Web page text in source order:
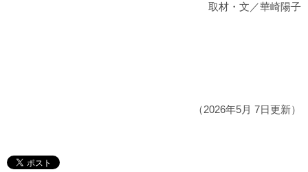
取材・文／華崎陽子
（2026年5月 7日更新）